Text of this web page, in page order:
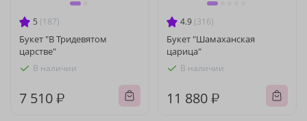
5 (187)
Букет "В Тридевятом
царстве"
В наличии
7 510 ₽
4.9 (316)
Букет "Шамаханская
царица"
В наличии
11 880 ₽